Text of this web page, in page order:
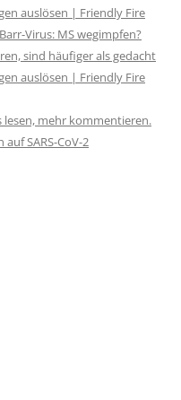
auslösen | Friendly Fire
Virus: MS wegimpfen?
sind häufiger als gedacht
auslösen | Friendly Fire
lesen, mehr kommentieren.
SARS-CoV-2